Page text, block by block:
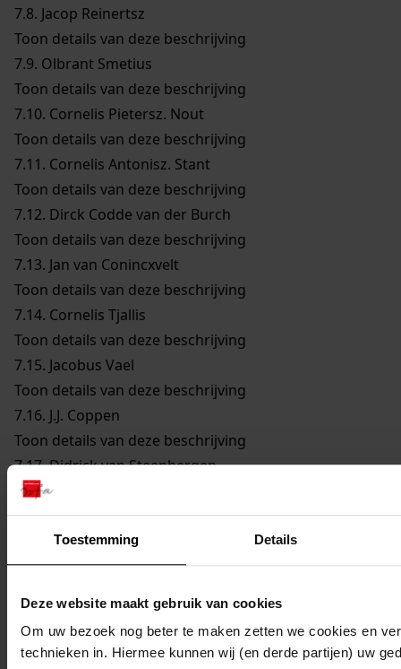
Toestemming Details
Deze website maakt gebruik van cookies
Om uw bezoek nog beter te maken zetten we cookies en
technieken in. Hiermee kunnen wij (en derde partijen) uw
7.8. Jacop Reinertsz
Toon details van deze beschrijving
7.9. Olbrant Smetius
Toon details van deze beschrijving
7.10. Cornelis Pietersz. Nout
Toon details van deze beschrijving
7.11. Cornelis Antonisz. Stant
Toon details van deze beschrijving
7.12. Dirck Codde van der Burch
Toon details van deze beschrijving
7.13. Jan van Conincxvelt
Toon details van deze beschrijving
7.14. Cornelis Tjallis
Toon details van deze beschrijving
7.15. Jacobus Vael
Toon details van deze beschrijving
7.16. J.J. Coppen
Toon details van deze beschrijving
7.17.Didrick van Steenbergen
Toon details van deze beschrijving
7.18.Reijer Claesz. Sampson
Toon details van deze beschrijving
7.19.Remmet Jansz. Keijser
Joannes Cleyers
Toon details van deze beschrijving